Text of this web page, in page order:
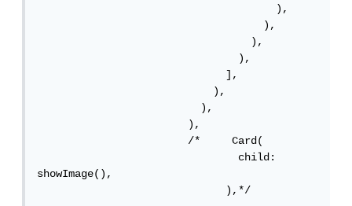
                                      ),
                                    ),
                                  ),
                                ),
                              ],
                            ),
                          ),
                        ),
                        /*     Card(
                                child:
showImage(),
                              ),*/